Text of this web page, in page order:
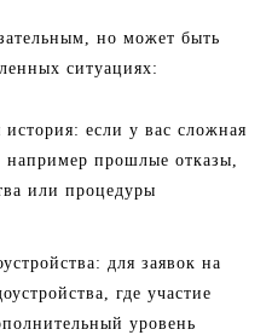
но может быть
ситуациях:
если у вас сложная
прошлые отказы,
или процедуры
для заявок на
где участие
уровень